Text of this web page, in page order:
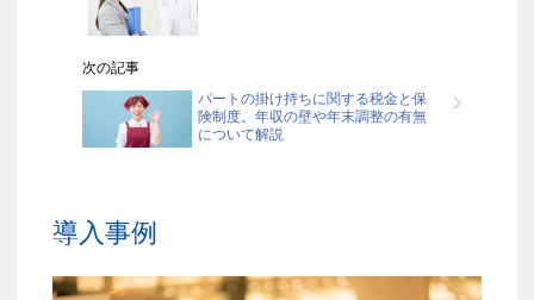
次の記事
パートの掛け持ちに関する税金と保
険制度。年収の壁や年末調整の有無
について解説
導入事例